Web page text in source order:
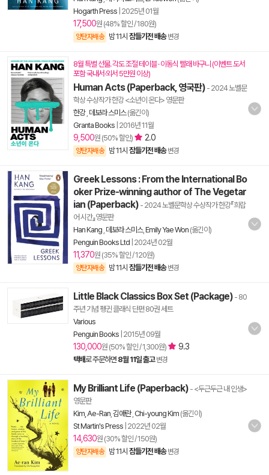
Hogarth Press 2025년 01월
17,500원 (48% 할인 / 180원)
양탄자배송 밤 11시 잠들기전 배송 변경
8월 특별 선물. 각도 조절 테이블 · 이동식 빨래 바구니 (이벤트 도서
포함 국내서·외서 5만원 이상)
Human Acts (Paperback, 영국판) - 2024 노벨문
학상 수상작가 한강 <소년이 온다> 영문판
한강, 데보라 스미스(옮긴이)
Granta Books 2016년 11월
9,500원 (50% 할인) 2.0
양탄자배송 밤 11시 잠들기전 배송 변경
Greek Lessons : From the International Bo
oker Prize-winning author of The Vegetar
ian (Paperback) - 2024 노벨문학상 수상작가 한강『희랍
어 시간』영문판
Han Kang 데보라 스미스, Emily Yae Won (옮긴이)
Penguin Books Ltd 2024년 02월
11,370원 (35% 할인 / 120원)
양탄자배송 밤 11시 잠들기전 배송 변경
Little Black Classics Box Set (Package) - 80
주년 기념 펭귄 클래식 단편 80권 세트
Various
Penguin Books 2015년 09월
130,000원 (50% 할인 / 1,300원) 9.3
택배로 주문하면 8월 11일 출고 변경
My Brilliant Life (Paperback) - <두근두근 내 인생>
영문판
Kim, Ae-Ran 김애란, Chi-young Kim (옮긴이)
St Martin's Press 2022년 02월
14,630원 (30% 할인 / 150원)
양탄자배송 밤 11시 잠들기전 배송 변경